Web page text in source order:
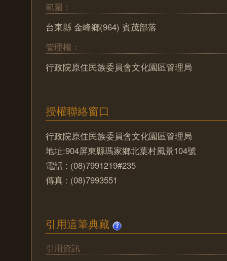
範圍：
台東縣 金峰鄉(964) 賓茂部落
管理權：
行政院原住民族委員會文化園區管理局
授權聯絡窗口
行政院原住民族委員會文化園區管理局
地址:904屏東縣瑪家鄉北葉村風景104號
電話 : (08)7991219#235
傳真 : (08)7993551
引用這筆典藏
引用資訊